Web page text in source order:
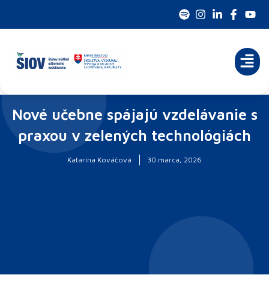
Nové učebne spájajú vzdelávanie s
praxou v zelených technológiách
Katarína Kováčová 30 marca, 2026